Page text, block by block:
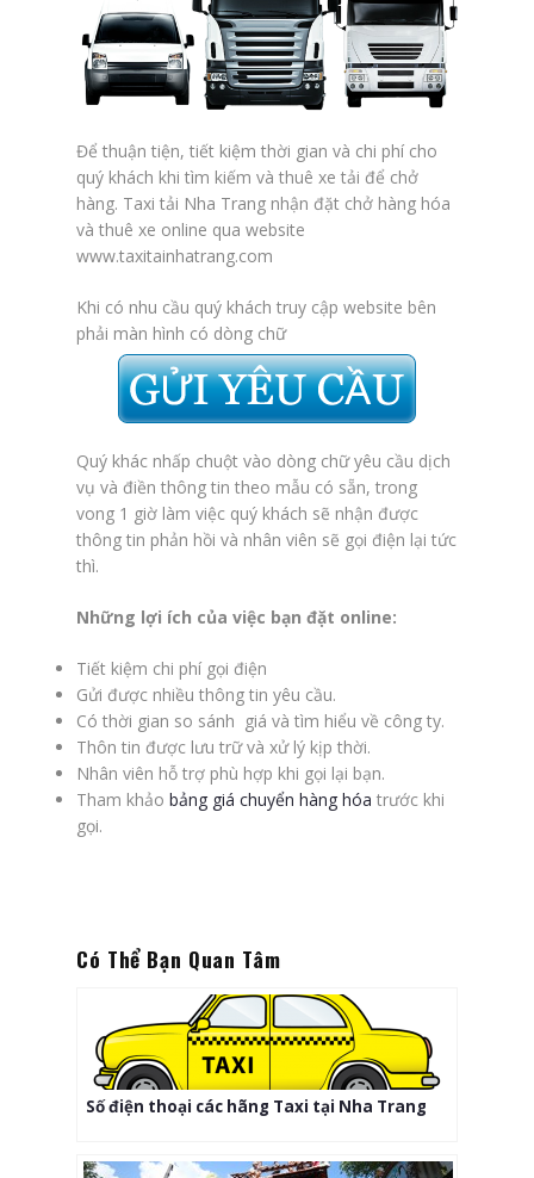
Để thuận tiện, tiết kiệm thời gian và chi phí cho
quý khách khi tìm kiếm và thuê xe tải để chở
hàng. Taxi tải Nha Trang nhận đặt chở hàng hóa
và thuê xe online qua website
www.taxitainhatrang.com
Khi có nhu cầu quý khách truy cập website bên
phải màn hình có dòng chữ
Quý khác nhấp chuột vào dòng chữ yêu cầu dịch
vụ và điền thông tin theo mẫu có sẵn, trong
vong 1 giờ làm việc quý khách sẽ nhận được
thông tin phản hồi và nhân viên sẽ gọi điện lại tức
thì.
Những lợi ích của việc bạn đặt online:
Tiết kiệm chi phí gọi điện
Gửi được nhiều thông tin yêu cầu.
Có thời gian so sánh giá và tìm hiểu về công ty.
Thôn tin được lưu trữ và xử lý kịp thời.
Nhân viên hỗ trợ phù hợp khi gọi lại bạn.
Tham khảo bảng giá chuyển hàng hóa trước khi
gọi.
Có Thể Bạn Quan Tâm
Số điện thoại các hãng Taxi tại Nha Trang